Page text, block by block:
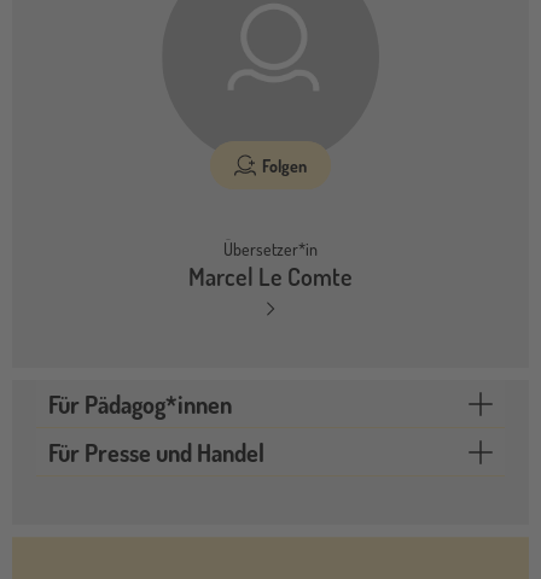
Folgen
Übersetzer*in
Marcel Le Comte
Für Pädagog*innen
Für Presse und Handel